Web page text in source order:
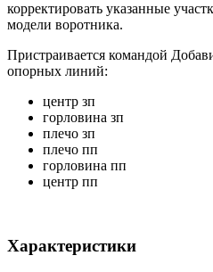
корректировать указанные
модели воротника.
Пристраивается командой
опорных линий:
центр зп
горловина зп
плечо зп
плечо пп
горловина пп
центр пп
Характеристики